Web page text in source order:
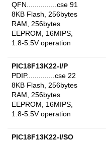
QFN...............cse 91
8KB Flash, 256bytes
RAM, 256bytes
EEPROM, 16MIPS,
1.8-5.5V operation
PIC18F13K22-I/P
PDIP..............cse 22
8KB Flash, 256bytes
RAM, 256bytes
EEPROM, 16MIPS,
1.8-5.5V operation
PIC18F13K22-I/SO